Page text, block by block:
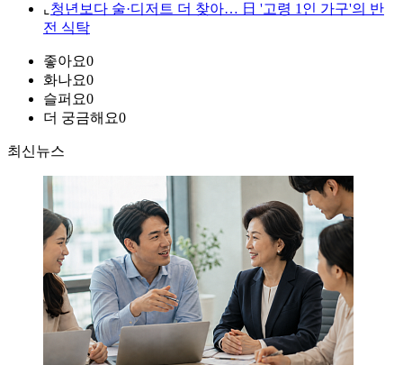
⌞ 청년보다 술·디저트 더 찾아… 日 '고령 1인 가구'의 반
전 식탁
좋아요0
화나요0
슬퍼요0
더 궁금해요0
최신뉴스